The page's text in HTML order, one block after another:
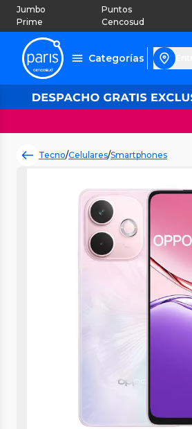
Jumbo
Prime
Puntos
Cencosud
Categorías
Tecno/Celulares/Smartphones